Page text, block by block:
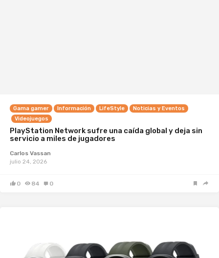
Gama gamer Información LifeStyle
Noticias y Eventos
Videojuegos
PlayStation Network sufre una caída global y deja sin
servicio a miles de jugadores
Carlos Vassan
julio 24, 2026
0 84 0